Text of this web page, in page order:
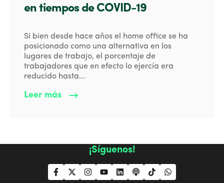
en tiempos de COVID-19
Si bien desde hace años el home office se ha
posicionado como una alternativa en los
lugares de trabajo, el porcentaje de
trabajadores que en efecto lo ejercía era
reducido hasta...
Leer más
¡Síguenos!